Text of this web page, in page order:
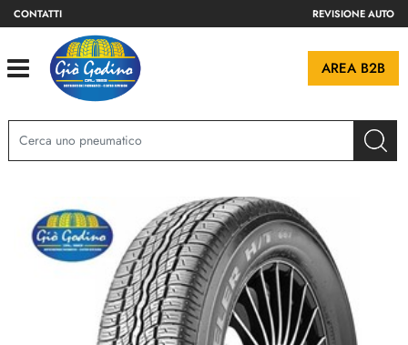
CONTATTI REVISIONE AUTO
Open AREA B2B